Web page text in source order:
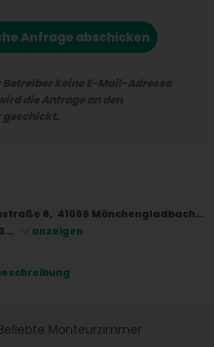
Anfrage abschicken
Betreiber keine E-Mail-Adresse
die Anfrage an den
6 41066 Mönchengladbach
anzeigen
Monteurzimmer